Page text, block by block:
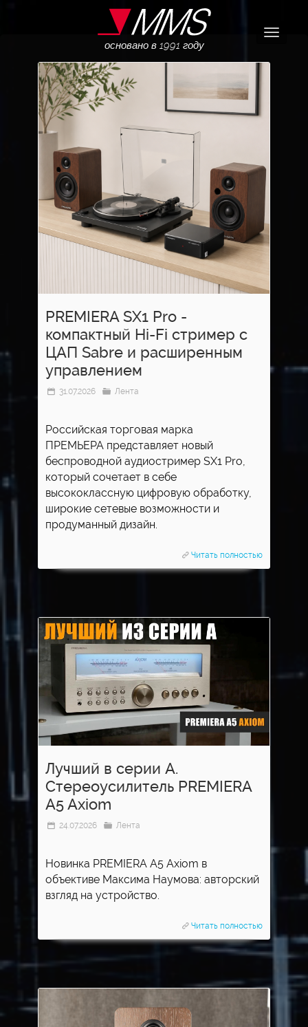
основано в 1991 году
PREMIERA SX1 Pro -
компактный Hi-Fi стример с
ЦАП Sabre и расширенным
управлением
31.07.2026 Лента
Российская торговая марка
ПРЕМЬЕРА представляет новый
беспроводной аудиостример SX1 Pro,
который сочетает в себе
высококлассную цифровую обработку,
широкие сетевые возможности и
продуманный дизайн.
Читать полностью
Лучший в серии А.
Стереоусилитель PREMIERA
A5 Axiom
24.07.2026 Лента
Новинка PREMIERA A5 Axiom в
объективе Максима Наумова: авторский
взгляд на устройство.
Читать полностью